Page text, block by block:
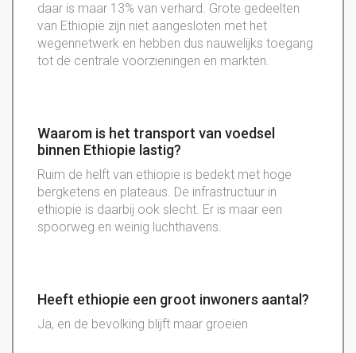
daar is maar 13% van verhard. Grote gedeelten
van Ethiopië zijn niet aangesloten met het
wegennetwerk en hebben dus nauwelijks toegang
tot de centrale voorzieningen en markten.
Waarom is het transport van voedsel
binnen Ethiopie lastig?
Ruim de helft van ethiopie is bedekt met hoge
bergketens en plateaus. De infrastructuur in
ethiopie is daarbij ook slecht. Er is maar een
spoorweg en weinig luchthavens.
Heeft ethiopie een groot inwoners aantal?
Ja, en de bevolking blijft maar groeien